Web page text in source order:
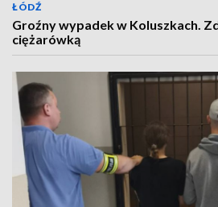
ŁÓDŹ
Groźny wypadek w Koluszkach.
ciężarówką